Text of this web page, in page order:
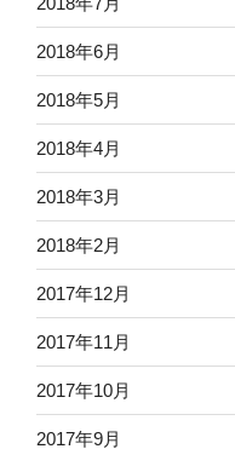
2018年6月
2018年5月
2018年4月
2018年3月
2018年2月
2017年12月
2017年11月
2017年10月
2017年9月